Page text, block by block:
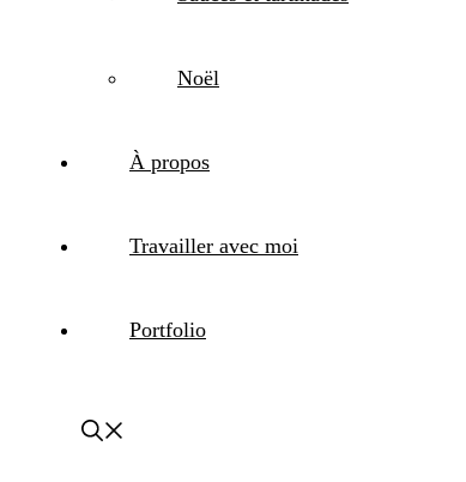
Noël
À propos
Travailler avec moi
Portfolio